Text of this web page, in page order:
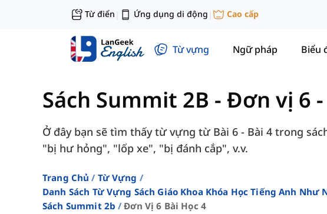
Từ điển | Ứng dụng di động | Cao cấp
Từ vựng Ngữ pháp Biểu
Sách Summit 2B - Đơn vị 6
Ở đây bạn sẽ tìm thấy từ vựng từ Bài 6 - Bài 4 trong
"bị hư hỏng", "lốp xe", "bị đánh cắp", v.v.
Trang Chủ
Từ Vựng
Danh Sách Từ Vựng Sách Giáo Khoa Khóa Học Tiếng Anh Như
Sách Summit 2b
Đơn Vị 6 Bài Học 4